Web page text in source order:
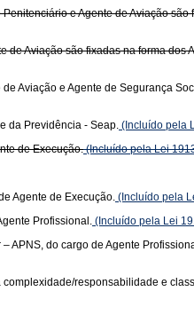
e Agente de Aviação são
Aviação são fixadas na forma dos
Aviação e Agente de Segurança
da Previdência - Seap. (Incluído pela
de Execução.(Incluído pela Lei
Agente de Execução. (Incluído pela
Profissional. (Incluído pela Lei
APNS, do cargo de Agente
responsabilidade e